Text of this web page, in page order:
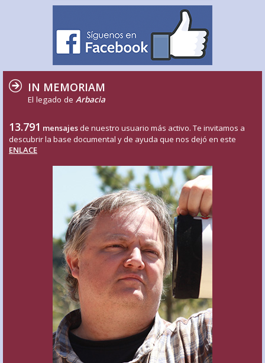
IN MEMORIAM
El legado de Arbacia
13.791 mensajes de nuestro usuario más activo. Te invitamos a
descubrir la base documental y de ayuda que nos dejó en este
ENLACE